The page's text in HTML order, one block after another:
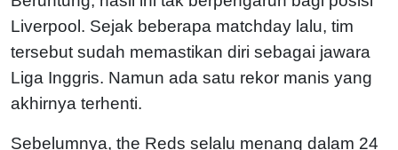
Liverpool. Sejak beberapa matchday lalu, tim
tersebut sudah memastikan diri sebagai jawara
Liga Inggris. Namun ada satu rekor manis yang
akhirnya terhenti.
Sebelumnya, the Reds selalu menang dalam 24